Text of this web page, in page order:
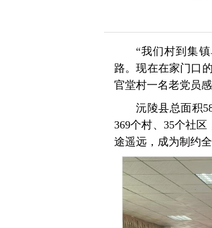
“我们村到集
路。现在在家门口
官堂村一名老党员感
沅陵县总面积
369个村、35个社
途遥远，成为制约